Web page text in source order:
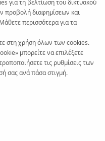
για τη βελτίωση του δικτυακού
προβολή διαφημίσεων και
περισσότερα για τα
στη χρήση όλων των cookies.
μπορείτε να επιλέξετε
τις ρυθμίσεις των
σας ανά πάσα στιγμή.